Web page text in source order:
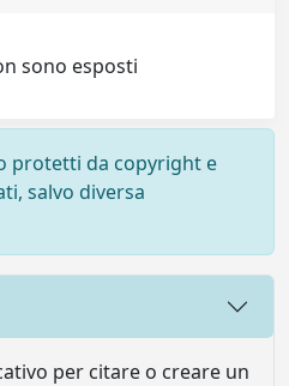
sono esposti
protetti da copyright e
salvo diversa
per citare o creare un